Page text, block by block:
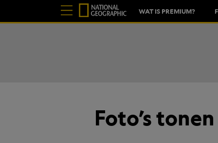
WAT IS PREMIUM?
Foto’s